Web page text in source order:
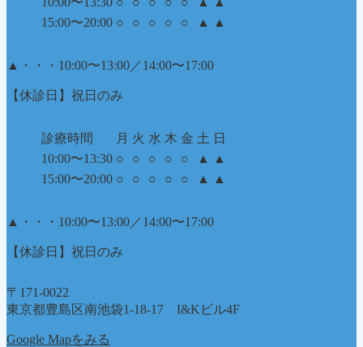
15:00〜20:00 ○ ○ ○ ○ ○ ▲ ▲
▲ ・・・10:00〜13:00／14:00〜17:00
【休診日】祝日のみ
診療時間 月 火 水 木 金 土 日
10:00〜13:30 ○ ○ ○ ○ ○ ▲
▲
15:00〜20:00 ○ ○ ○ ○ ○ ▲ ▲
▲ ・・・10:00〜13:00／14:00〜17:00
【休診日】祝日のみ
〒171-0022
東京都豊島区南池袋1-18-17 I&Kビル4F
Google Mapをみる